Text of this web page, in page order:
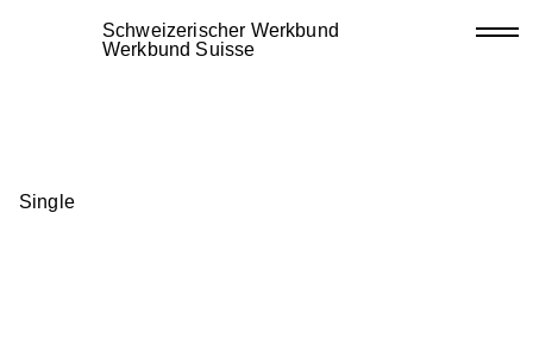
Schweizerischer Werkbund
Werkbund Suisse
Single